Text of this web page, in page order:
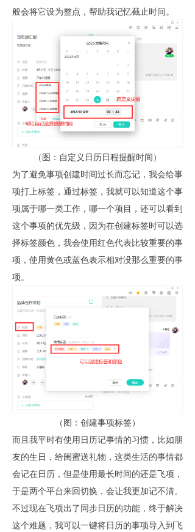
般会将它设为整点，帮助我记忆截止时间。
（图：自定义日历日程提醒时间）
为了避免事项创建时间过长而忘记，我会给事
项打上标签，通过标签，我就可以知道这个事
项属于哪一类工作，哪一个项目，还可以看到
这个事项的优先级，因为在创建标签时可以选
择标签颜色，我会使用红色代表比较重要的事
项，使用黄色或蓝色表示相对没那么重要的事
项。
（图：创建事项标签）
而且我平时有使用日历记事情的习惯，比如朋
友的生日，给闺蜜送礼物，这类生活的事情都
会记在日历，但是使用最长时间的还是飞项，
于是两个平台来回切换，会让我更加记不清。
不过现在飞项出了同步日历的功能，终于解决
这个难题，我可以一键将日历的事项导入到飞